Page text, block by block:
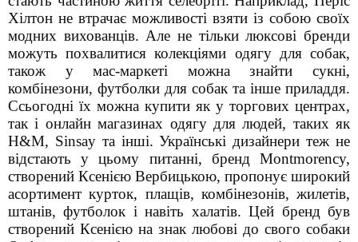
Хілтон не втрачає можливості взяти із собою своїх
модних вихованців. Але не тільки люксові бренди
можуть похвалитися колекціями одягу для собак,
також у мас-маркеті можна знайти сукні,
комбінезони, футболки для собак та інше приладдя.
Cсьогодні їх можна купити як у торгових центрах,
так і онлайн магазинах одягу для людей, таких як
H&M, Sinsay та інші. Українські дизайнери теж не
відстають у цьому питанні, бренд Montmorency,
створений Ксенією Вербицькою, пропонує широкий
асортимент курток, плащів, комбінезонів, жилетів,
штанів, футболок і навіть халатів. Цей бренд був
створений Ксенією на знак любові до свого собаки